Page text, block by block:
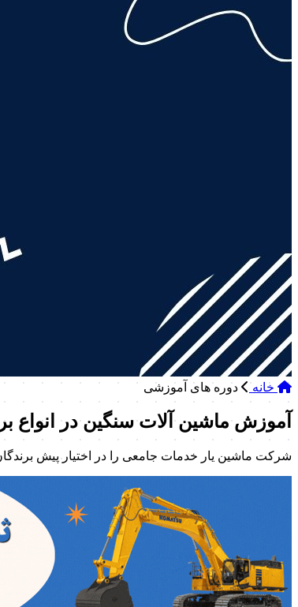
خانه دوره های آموزشی
آموزش ماشین آلات سنگین در انواع
شرکت ماشین یار خدمات جامعی را در اختیار پیش